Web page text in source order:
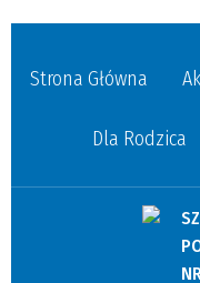
Strona Główna
Dla Rodzica